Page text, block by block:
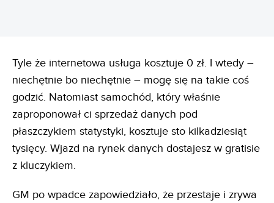
Tyle że internetowa usługa kosztuje 0 zł. I wtedy –
niechętnie bo niechętnie – mogę się na takie coś
godzić. Natomiast samochód, który właśnie
zaproponował ci sprzedaż danych pod
płaszczykiem statystyki, kosztuje sto kilkadziesiąt
tysięcy. Wjazd na rynek danych dostajesz w gratisie
z kluczykiem.
GM po wpadce zapowiedziało, że przestaje i zrywa